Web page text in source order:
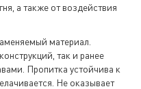
а также от воздействия
материал.
так и ранее
Пропитка устойчива к
Не оказывает